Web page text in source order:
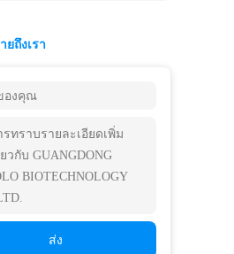
ยถึงเรา
ส่ง